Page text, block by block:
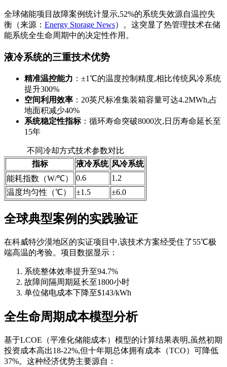
全球储能项目故障案例统计显示,52%的系统失效源自温控失
衡（来源： Energy Storage News）。这突显了热管理技术在储
能系统全生命周期中的决定性作用。
液冷系统的三重技术优势
精准温控能力 ：±1℃的温度控制精度,相比传统风冷系统
提升300%
空间利用效率 ：20英尺标准集装箱容量可达4.2MWh,占
地面积减少40%
系统稳定性指标：循环寿命突破8000次,日历寿命延长至
15年
不同冷却方式技术参数对比
指标
液冷系统 风冷系统
能耗指数（W/℃）
0.6
1.2
温度均匀性（℃）
±1.5 ±6.0
全球典型案例的实践验证
在科威特沙漠地区的实证项目中,该技术方案经受住了55℃极
端高温的考验。项目数据显示：
系统整体效率提升至94.7%
故障间隔周期延长至1800小时
单位储电成本下降至$143/kWh
全生命周期成本模型分析
基于LCOE（平准化储能成本）模型的计算结果表明,虽然初期
投资成本高出18-22%,但十年期总体拥有成本（TCO）可降低
37%。这种经济优势主要源自：